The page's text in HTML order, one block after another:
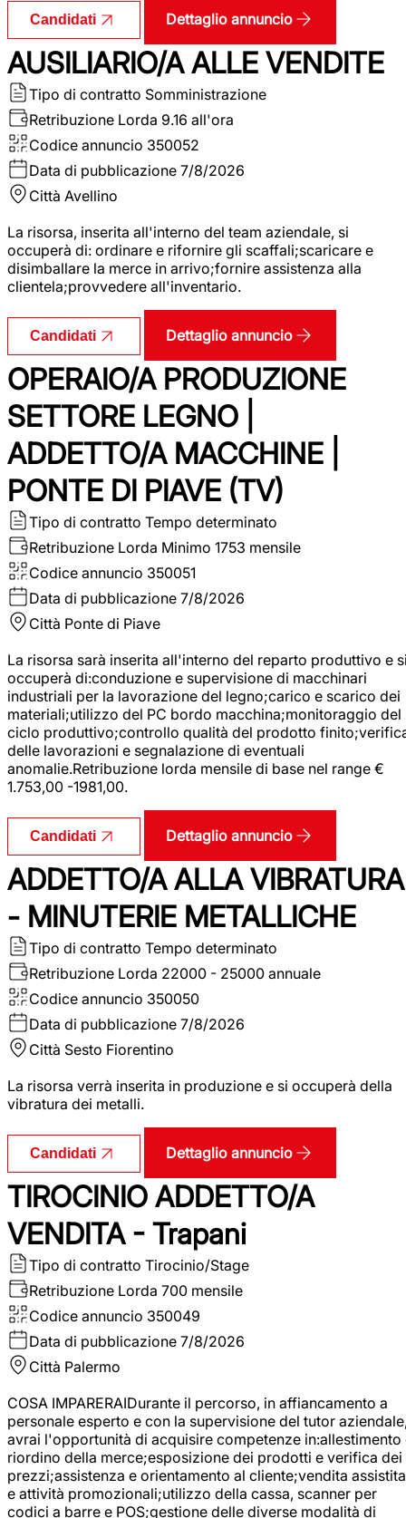
Candidati Dettaglio annuncio
AUSILIARIO/A ALLE VENDITE
Tipo di contratto Somministrazione
Retribuzione Lorda 9.16 all'ora
Codice annuncio 350052
Data di pubblicazione 7/8/2026
Città Avellino
La risorsa, inserita all'interno del team aziendale, si
occuperà di: ordinare e rifornire gli scaffali;scaricare e
disimballare la merce in arrivo;fornire assistenza alla
clientela;provvedere all'inventario.
Candidati Dettaglio annuncio
OPERAIO/A PRODUZIONE
SETTORE LEGNO |
ADDETTO/A MACCHINE |
PONTE DI PIAVE (TV)
Tipo di contratto Tempo determinato
Retribuzione Lorda Minimo 1753 mensile
Codice annuncio 350051
Data di pubblicazione 7/8/2026
Città Ponte di Piave
La risorsa sarà inserita all'interno del reparto produttivo e
occuperà di:conduzione e supervisione di macchinari
industriali per la lavorazione del legno;carico e scarico dei
materiali;utilizzo del PC bordo macchina;monitoraggio del
ciclo produttivo;controllo qualità del prodotto
delle lavorazioni e segnalazione di eventuali
anomalie.Retribuzione lorda mensile di base nel range €
1.753,00 -1981,00.
Candidati Dettaglio annuncio
ADDETTO/A ALLA VIBRATURA
- MINUTERIE METALLICHE
Tipo di contratto Tempo determinato
Retribuzione Lorda 22000 - 25000 annuale
Codice annuncio 350050
Data di pubblicazione 7/8/2026
Città Sesto Fiorentino
La risorsa verrà inserita in produzione e si occuperà della
vibratura dei metalli.
Candidati Dettaglio annuncio
TIROCINIO ADDETTO/A
VENDITA - Trapani
Tipo di contratto Tirocinio/Stage
Retribuzione Lorda 700 mensile
Codice annuncio 350049
Data di pubblicazione 7/8/2026
Città Palermo
COSA IMPARERAIDurante il percorso, in affiancamento a
personale esperto e con la supervisione del tutor
avrai l'opportunità di acquisire competenze in:allestimento
riordino della merce;esposizione dei prodotti e verifica dei
prezzi;assistenza e orientamento al cliente;vendita assistita
e attività promozionali;utilizzo della cassa, scanner per
codici a barre e POS;gestione delle diverse modalità di